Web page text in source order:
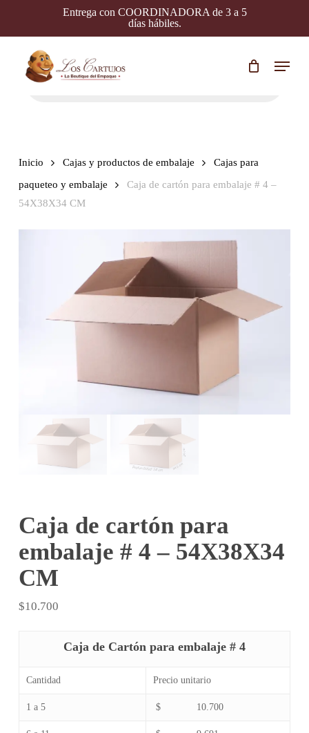
Entrega con COORDINADORA de 3 a 5
días hábiles.
Menu
Búsqueda
de
Inicio Cajas y productos de embalaje
Cajas para
paqueteo y embalaje
Caja de cartón para embalaje # 4 –
54X38X34 CM
Caja de cartón para
embalaje # 4 – 54X38X34
CM
$10.700
Caja de Cartón para embalaje # 4
Cantidad Precio unitario
1 a 5 $ 10.700